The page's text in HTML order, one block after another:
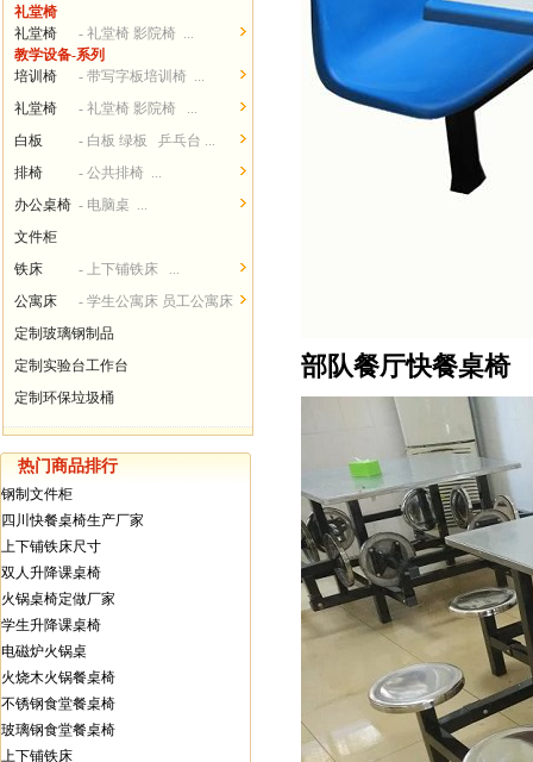
礼堂椅
- 礼堂椅 影院椅 ...
礼堂椅
教学设备-系列
- 带写字板培训椅 ...
培训椅
- 礼堂椅 影院椅 ...
礼堂椅
- 白板 绿板 乒乓台 ...
白板
- 公共排椅 ...
排椅
- 电脑桌 ...
办公桌椅
文件柜
- 上下铺铁床 ...
铁床
- 学生公寓床 员工公寓床
...
公寓床
定制玻璃钢制品
定制实验台工作台
定制环保垃圾桶
热门商品排行
钢制文件柜
四川快餐桌椅生产厂家
上下铺铁床尺寸
双人升降课桌椅
火锅桌椅定做厂家
学生升降课桌椅
电磁炉火锅桌
火烧木火锅餐桌椅
不锈钢食堂餐桌椅
玻璃钢食堂餐桌椅
上下铺铁床
部队餐厅快餐桌椅